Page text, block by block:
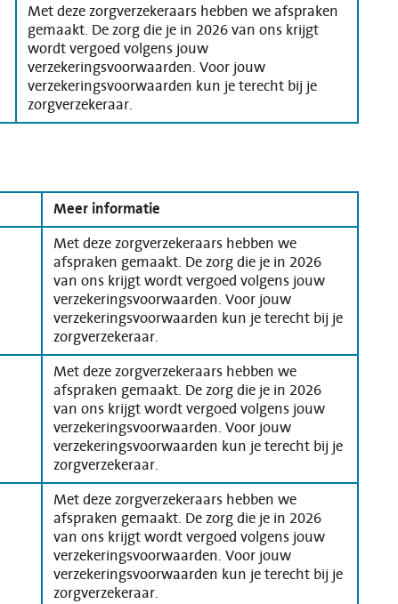
Met deze zorgverzekeraars hebben we afspraken
gemaakt. De zorg die je in 2026 van ons krijgt
wordt vergoed volgens jouw
verzekeringsvoorwaarden. Voor jouw
verzekeringsvoorwaarden kun je terecht bij je
zorgverzekeraar.
Meer informatie
Met deze zorgverzekeraars hebben we
afspraken gemaakt. De zorg die je in 2026
van ons krijgt wordt vergoed volgens jouw
verzekeringsvoorwaarden. Voor jouw
verzekeringsvoorwaarden kun je terecht bij je
zorgverzekeraar.
Met deze zorgverzekeraars hebben we
afspraken gemaakt. De zorg die je in 2026
van ons krijgt wordt vergoed volgens jouw
verzekeringsvoorwaarden. Voor jouw
verzekeringsvoorwaarden kun je terecht bij je
zorgverzekeraar.
Met deze zorgverzekeraars hebben we
afspraken gemaakt. De zorg die je in 2026
van ons krijgt wordt vergoed volgens jouw
verzekeringsvoorwaarden. Voor jouw
verzekeringsvoorwaarden kun je terecht bij je
zorgverzekeraar.